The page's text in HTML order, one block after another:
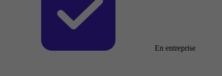
En entreprise